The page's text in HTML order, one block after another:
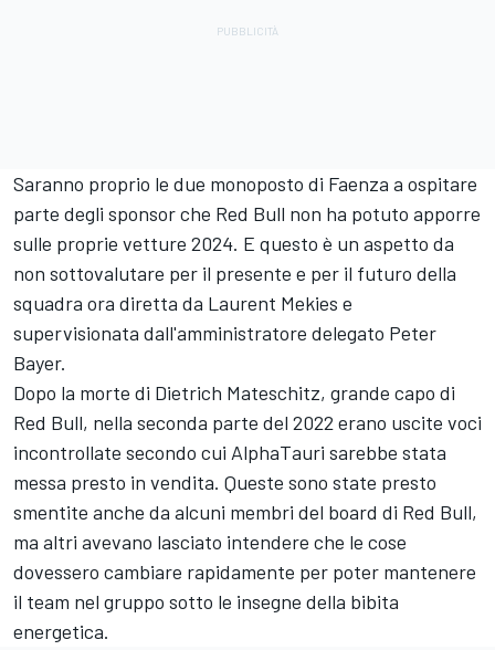
Saranno proprio le due monoposto di Faenza a ospitare
parte degli sponsor che Red Bull non ha potuto apporre
sulle proprie vetture 2024. E questo è un aspetto da
non sottovalutare per il presente e per il futuro della
squadra ora diretta da Laurent Mekies e
supervisionata dall'amministratore delegato Peter
Bayer.
Dopo la morte di Dietrich Mateschitz, grande capo di
Red Bull, nella seconda parte del 2022 erano uscite voci
incontrollate secondo cui AlphaTauri sarebbe stata
messa presto in vendita. Queste sono state presto
smentite anche da alcuni membri del board di Red Bull,
ma altri avevano lasciato intendere che le cose
dovessero cambiare rapidamente per poter mantenere
il team nel gruppo sotto le insegne della bibita
energetica.